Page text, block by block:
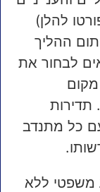
להלן)
ההליך
לבחור את
תדירות
כל מתנדב
משפטי ללא